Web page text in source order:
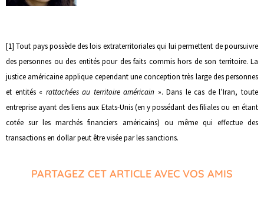
[1] Tout pays possède des lois extraterritoriales qui lui permettent de poursuivre
des personnes ou des entités pour des faits commis hors de son territoire. La
justice américaine applique cependant une conception très large des personnes
et entités « rattachées au territoire américain ». Dans le cas de l’Iran, toute
entreprise ayant des liens aux Etats-Unis (en y possédant des filiales ou en étant
cotée sur les marchés financiers américains) ou même qui effectue des
transactions en dollar peut être visée par les sanctions.
PARTAGEZ CET ARTICLE AVEC VOS AMIS